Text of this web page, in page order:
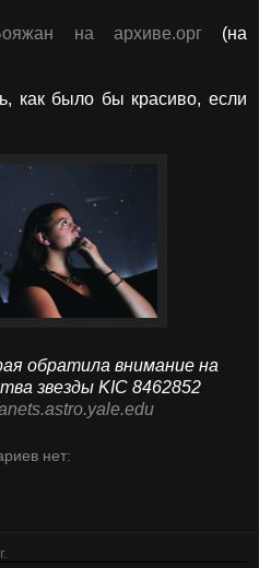
на архиве.орг(на
как было бы красиво, если
обратила внимание на
звезды KIC 8462852
нет: